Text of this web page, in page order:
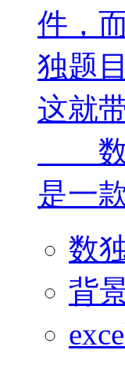
件，
独题
这就
数
是一
数
背